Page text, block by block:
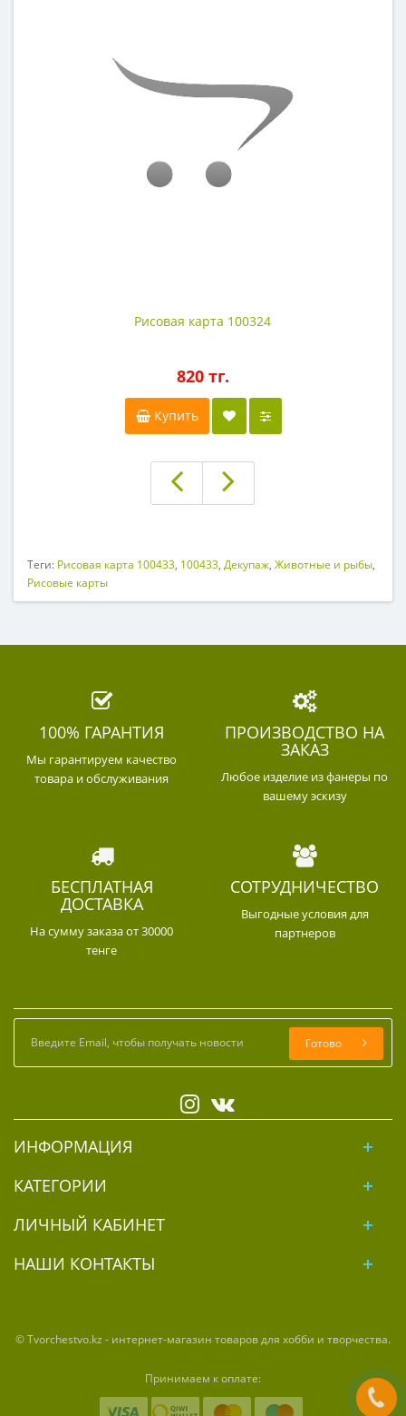
Рисовая карта 100324
820 тг.
Купить
Теги: Рисовая карта 100433, 100433, Декупаж, Животные и рыбы,
Рисовые карты
100% ГАРАНТИЯ
Мы гарантируем качество
товара и обслуживания
ПРОИЗВОДСТВО НА
ЗАКАЗ
Любое изделие из фанеры по
вашему эскизу
БЕСПЛАТНАЯ
ДОСТАВКА
На сумму заказа от 30000
тенге
СОТРУДНИЧЕСТВО
Выгодные условия для
партнеров
Готово
ИНФОРМАЦИЯ
КАТЕГОРИИ
ЛИЧНЫЙ КАБИНЕТ
НАШИ КОНТАКТЫ
© Tvorchestvo.kz - интернет-магазин товаров для хобби и творчества.
Принимаем к оплате: